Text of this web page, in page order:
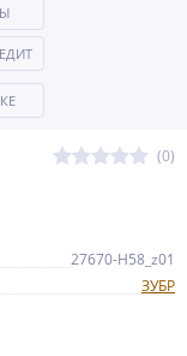
(0)
27670-H58_z01
ЗУБР